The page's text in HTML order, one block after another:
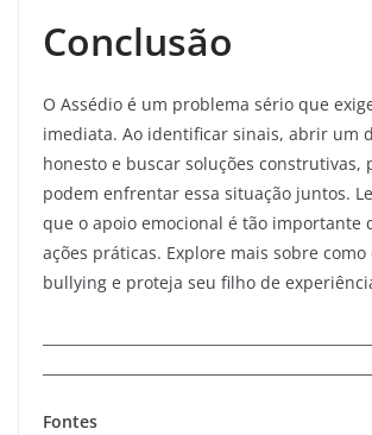
Conclusão
O Assédio é um problema sério que
imediata. Ao identificar sinais, abrir um
honesto e buscar soluções construtivas,
podem enfrentar essa situação juntos.
que o apoio emocional é tão importante
ações práticas. Explore mais sobre
bullying e proteja seu filho de
Fontes